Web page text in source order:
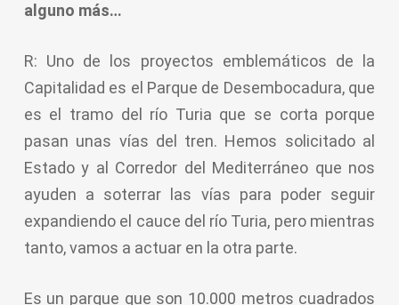
alguno más…
R: Uno de los proyectos emblemáticos de la
Capitalidad es el Parque de Desembocadura, que
es el tramo del río Turia que se corta porque
pasan unas vías del tren. Hemos solicitado al
Estado y al Corredor del Mediterráneo que nos
ayuden a soterrar las vías para poder seguir
expandiendo el cauce del río Turia, pero mientras
tanto, vamos a actuar en la otra parte.
Es un parque que son 10.000 metros cuadrados